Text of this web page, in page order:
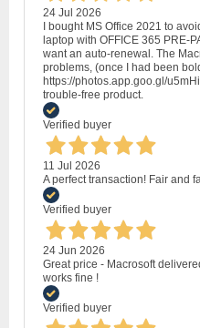
24 Jul 2026
I bought MS Office 2021 to
laptop with OFFICE 365 PRE-
want an auto-renewal. The
problems, (once I had been
https://photos.app.goo.gl/
trouble-free product.
Verified buyer
11 Jul 2026
A perfect transaction! Fair and
Verified buyer
24 Jun 2026
Great price - Macrosoft
works fine !
Verified buyer